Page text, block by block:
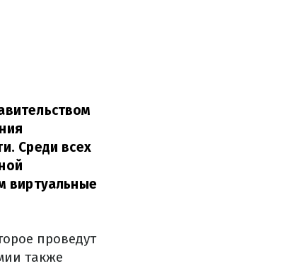
Среди всех
виртуальные
проведут
также